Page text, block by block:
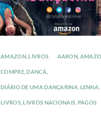
AMAZON,LIVROS AARON
COMPRE,DANCÁ,
DIÁRIO DE UMA DANÇARINA, LENNA
LIVROS,LIVROS NACIONAIS PAGOS